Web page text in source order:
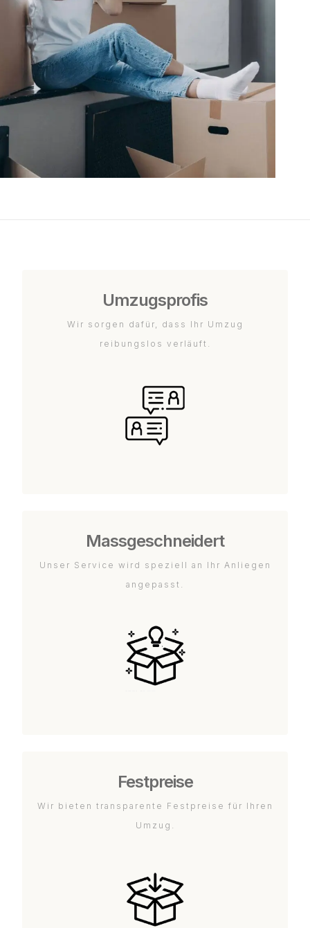
Umzugsprofis
Wir sorgen dafür, dass Ihr Umzug
reibungslos verläuft.
Massgeschneidert
Unser Service wird speziell an Ihr Anliegen
angepasst.
Festpreise
Wir bieten transparente Festpreise für Ihren
Umzug.